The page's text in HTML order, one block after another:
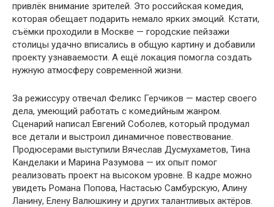
привлёк внимание зрителей. Это российская комедия,
которая обещает подарить немало ярких эмоций. Кстати,
съёмки проходили в Москве — городские пейзажи
столицы удачно вписались в общую картину и добавили
проекту узнаваемости. А ещё локация помогла создать
нужную атмосферу современной жизни.
За режиссуру отвечал Феликс Герчиков — мастер своего
дела, умеющий работать с комедийным жанром.
Сценарий написал Евгений Соболев, который продумал
все детали и выстроил динамичное повествование.
Продюсерами выступили Вячеслав Дусмухаметов, Тина
Канделаки и Марина Разумова — их опыт помог
реализовать проект на высоком уровне. В кадре можно
увидеть Романа Попова, Настасью Самбурскую, Алину
Ланину, Елену Валюшкину и других талантливых актёров.